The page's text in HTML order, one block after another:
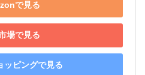
で見る
場で見る
ッピングで見る